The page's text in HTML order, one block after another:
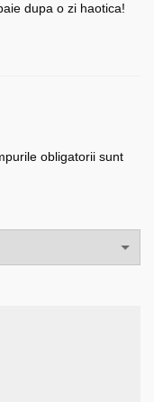
dupa o zi haotica!
obligatorii sunt